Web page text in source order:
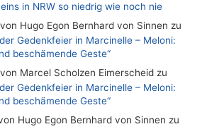
in NRW so niedrig wie noch nie
Hugo Egon Bernhard von Sinnen zu
Gedenkfeier in Marcinelle – Meloni:
beschämende Geste“
Marcel Scholzen Eimerscheid zu
Gedenkfeier in Marcinelle – Meloni:
beschämende Geste“
Hugo Egon Bernhard von Sinnen zu